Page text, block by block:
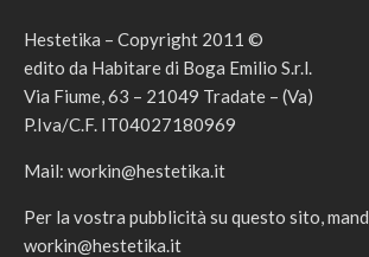
Hestetika – Copyright 2011 ©
edito da Habitare di Boga Emilio S.r.l.
Via Fiume, 63 – 21049 Tradate – (Va)
P.Iva/C.F. IT04027180969
Mail: workin@hestetika.it
Per la vostra pubblicità su questo sito,
workin@hestetika.it